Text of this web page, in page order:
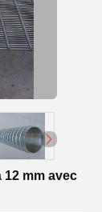
12 mm avec